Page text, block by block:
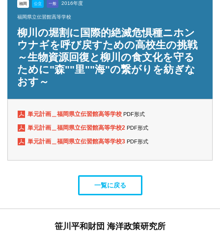
福岡 公立 一般 2016年度
福岡県立伝習館高等学校
柳川の堀割に国際的絶滅危惧種ニホン
ウナギを呼び戻すための高校生の挑戦
～生物資源回復と柳川の食文化を守る
ために"森""里""海"の繋がりを紡ぎな
おす～
単元計画＿福岡県立伝習館高等学校 PDF形式
単元計画＿福岡県立伝習館高等学校2 PDF形式
単元計画＿福岡県立伝習館高等学校3 PDF形式
一覧に戻る
笹川平和財団 海洋政策研究所